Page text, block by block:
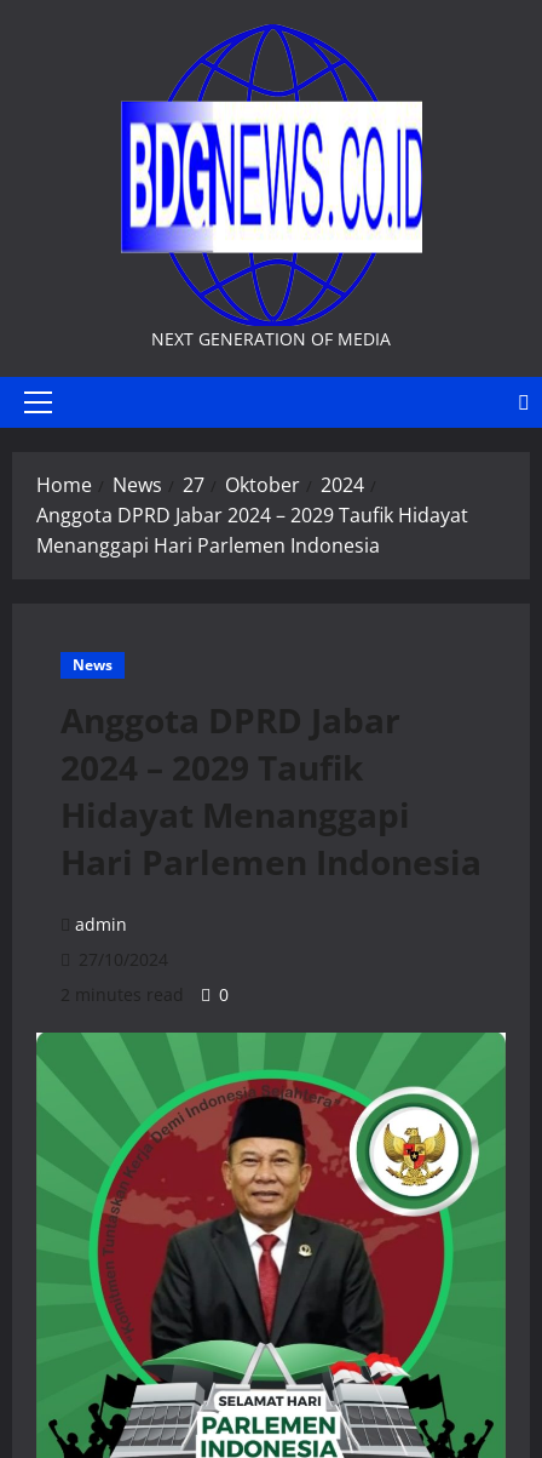
NEXT GENERATION OF MEDIA
Primary
Home News 27 Oktober
2024
Anggota DPRD Jabar 2024 – 2029 Taufik Hidayat
Menanggapi Hari Parlemen Indonesia
News
Anggota DPRD Jabar
2024 – 2029 Taufik
Hidayat Menanggapi
Hari Parlemen Indonesia
admin
27/10/2024
2 minutes read
0